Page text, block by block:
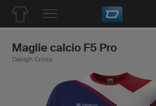
Maglie calcio F5 Pro
Design Cross